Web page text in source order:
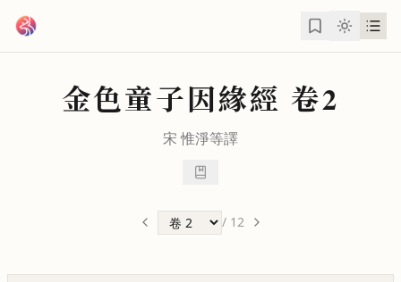
金色童子因緣經 卷2
宋惟淨等譯
/ 12